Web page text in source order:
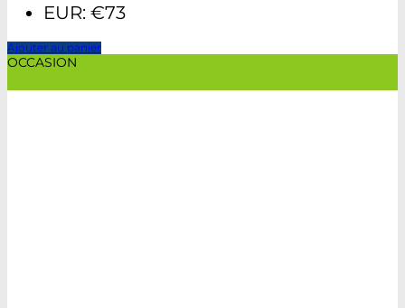
EUR: €73
Ajouter au panier
OCCASION